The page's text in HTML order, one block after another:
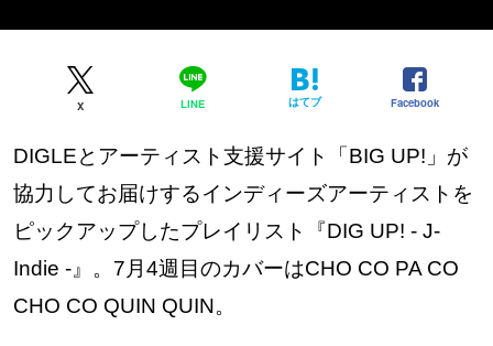
X LINE はてブ Facebook
DIGLEとアーティスト支援サイト「BIG UP!」が
協力してお届けするインディーズアーティストを
ピックアップしたプレイリスト『DIG UP! - J-
Indie -』。7月4週目のカバーはCHO CO PA CO
CHO CO QUIN QUIN。